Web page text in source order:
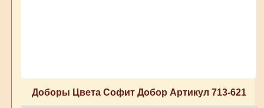
Доборы Цвета Софит Добор Артикул 713-621